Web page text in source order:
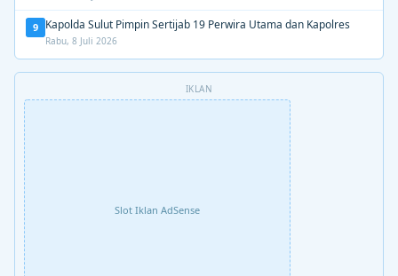
9 Kapolda Sulut Pimpin Sertijab 19 Perwira Utama dan Kapolres
Rabu, 8 Juli 2026
IKLAN
Slot Iklan AdSense